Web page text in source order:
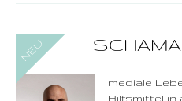
mediale
Hilfsmittel in
0900-3 000 468 - 207
1,49 €/Min. inkl. MwSt.
Wählen Sie diese
Rufnummer inklusive